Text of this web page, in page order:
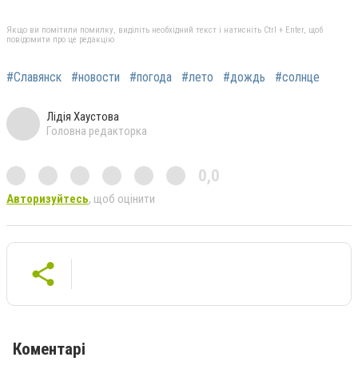
Якщо ви помітили помилку, виділіть необхідний текст і натисніть Ctrl + Enter, щоб
повідомити про це редакцію
#Славянск #новости #погода #лето #дождь #солнце
Лідія Хаустова
Головна редакторка
0,0
Авторизуйтесь, щоб оцінити
Коментарі